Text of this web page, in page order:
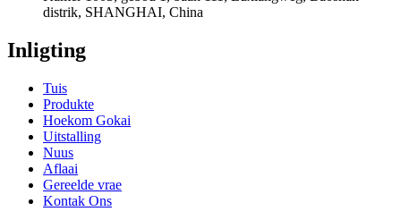
distrik, SHANGHAI, China
Inligting
Tuis
Produkte
Hoekom Gokai
Uitstalling
Nuus
Aflaai
Gereelde vrae
Kontak Ons